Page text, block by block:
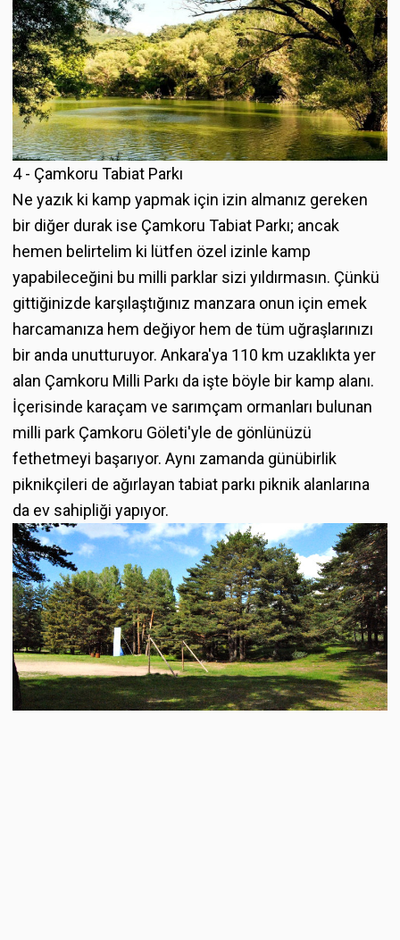
4 - Çamkoru Tabiat Parkı
Ne yazık ki kamp yapmak için izin almanız gereken
bir diğer durak ise Çamkoru Tabiat Parkı; ancak
hemen belirtelim ki lütfen özel izinle kamp
yapabileceğini bu milli parklar sizi yıldırmasın. Çünkü
gittiğinizde karşılaştığınız manzara onun için emek
harcamanıza hem değiyor hem de tüm uğraşlarınızı
bir anda unutturuyor. Ankara'ya 110 km uzaklıkta yer
alan Çamkoru Milli Parkı da işte böyle bir kamp alanı.
İçerisinde karaçam ve sarımçam ormanları bulunan
milli park Çamkoru Göleti'yle de gönlünüzü
fethetmeyi başarıyor. Aynı zamanda günübirlik
piknikçileri de ağırlayan tabiat parkı piknik alanlarına
da ev sahipliği yapıyor.